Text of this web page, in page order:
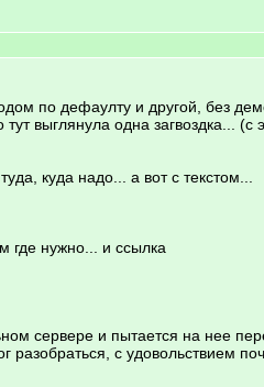
по дефаулту и другой, без
выглянула одна загвоздка...
куда надо... а вот с текстом...
где нужно... и ссылка
сервере и пытается на нее
разобраться, с удовольствием